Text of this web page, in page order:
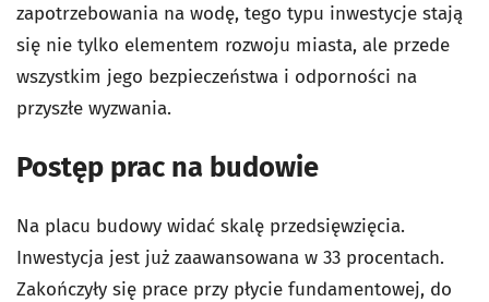
zapotrzebowania na wodę, tego typu inwestycje stają
się nie tylko elementem rozwoju miasta, ale przede
wszystkim jego bezpieczeństwa i odporności na
przyszłe wyzwania.
Postęp prac na budowie
Na placu budowy widać skalę przedsięwzięcia.
Inwestycja jest już zaawansowana w 33 procentach.
Zakończyły się prace przy płycie fundamentowej, do